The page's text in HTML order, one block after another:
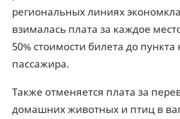
региональных линиях
взималась плата за каждое
50% стоимости билета до
пассажира.
Также отменяется плата за
домашних животных и птиц в